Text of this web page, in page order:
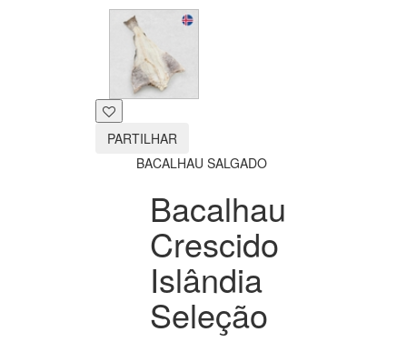
PARTILHAR
BACALHAU SALGADO
Bacalhau
Crescido
Islândia
Seleção